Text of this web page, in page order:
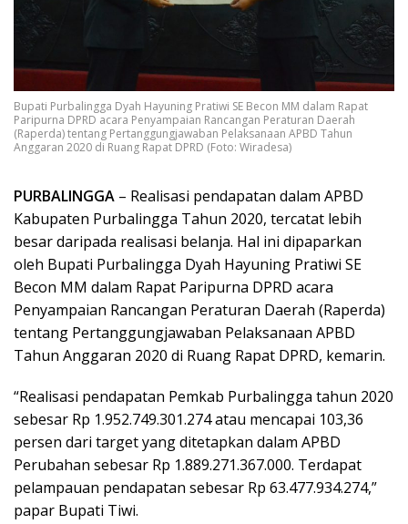
Bupati Purbalingga Dyah Hayuning Pratiwi SE Becon MM dalam Rapat
Paripurna DPRD acara Penyampaian Rancangan Peraturan Daerah
(Raperda) tentang Pertanggungjawaban Pelaksanaan APBD Tahun
Anggaran 2020 di Ruang Rapat DPRD (Foto: Wiradesa)
PURBALINGGA – Realisasi pendapatan dalam APBD
Kabupaten Purbalingga Tahun 2020, tercatat lebih
besar daripada realisasi belanja. Hal ini dipaparkan
oleh Bupati Purbalingga Dyah Hayuning Pratiwi SE
Becon MM dalam Rapat Paripurna DPRD acara
Penyampaian Rancangan Peraturan Daerah (Raperda)
tentang Pertanggungjawaban Pelaksanaan APBD
Tahun Anggaran 2020 di Ruang Rapat DPRD, kemarin.
“Realisasi pendapatan Pemkab Purbalingga tahun 2020
sebesar Rp 1.952.749.301.274 atau mencapai 103,36
persen dari target yang ditetapkan dalam APBD
Perubahan sebesar Rp 1.889.271.367.000. Terdapat
pelampauan pendapatan sebesar Rp 63.477.934.274,”
papar Bupati Tiwi.